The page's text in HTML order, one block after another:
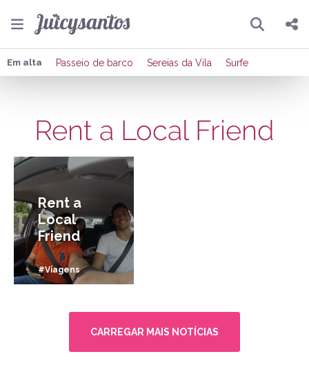
Pesquisar
Compartilhar
Enviar por Whatsapp
Em alta Passeio de barco Sereias da Vila Surfe
Rent a Local Friend
Rent a
Local
Friend
#Viagens
CARREGAR MAIS NOTÍCIAS